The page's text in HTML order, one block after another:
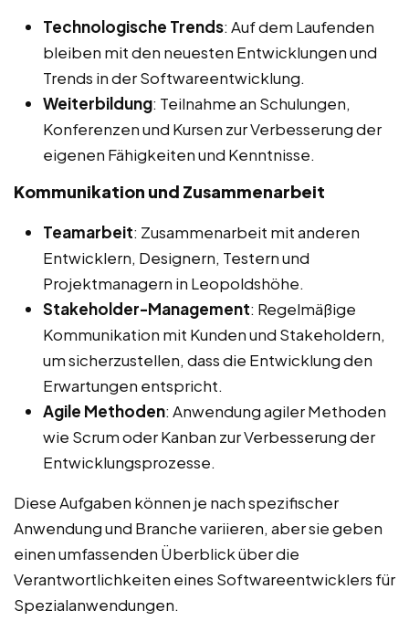
Technologische Trends: Auf dem Laufenden
bleiben mit den neuesten Entwicklungen und
Trends in der Softwareentwicklung.
Weiterbildung: Teilnahme an Schulungen,
Konferenzen und Kursen zur Verbesserung der
eigenen Fähigkeiten und Kenntnisse.
Kommunikation und Zusammenarbeit
Teamarbeit: Zusammenarbeit mit anderen
Entwicklern, Designern, Testern und
Projektmanagern in Leopoldshöhe.
Stakeholder-Management: Regelmäßige
Kommunikation mit Kunden und Stakeholdern,
um sicherzustellen, dass die Entwicklung den
Erwartungen entspricht.
Agile Methoden: Anwendung agiler Methoden
wie Scrum oder Kanban zur Verbesserung der
Entwicklungsprozesse.
Diese Aufgaben können je nach spezifischer
Anwendung und Branche variieren, aber sie geben
einen umfassenden Überblick über die
Verantwortlichkeiten eines Softwareentwicklers für
Spezialanwendungen.